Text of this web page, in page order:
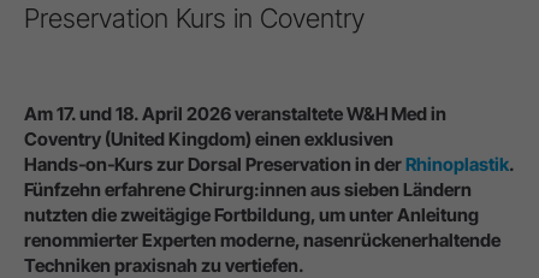
Preservation Kurs in Coventry
Am 17. und 18. April 2026 veranstaltete W&H Med in
Coventry (United Kingdom) einen exklusiven
Hands‑on‑Kurs zur Dorsal Preservation in derRhinoplastik.
Fünfzehn erfahrene Chirurg:innen aus sieben Ländern
nutzten die zweitägige Fortbildung, um unter Anleitung
renommierter Experten moderne, nasenrückenerhaltende
Techniken praxisnah zu vertiefen.